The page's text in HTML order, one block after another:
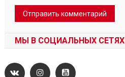
МЫ В СОЦИАЛЬНЫХ СЕТЯХ